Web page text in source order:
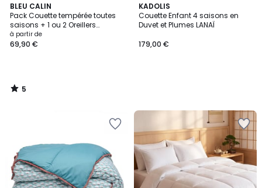
BLEU CALIN
Pack Couette tempérée toutes
saisons + 1 ou 2 Oreillers
SIGNATURE
à partir de
69,90 €
5
/
5
5
/
KADOLIS
Couette Enfant 4 saisons en
Duvet et Plumes LANAÏ
179,00 €